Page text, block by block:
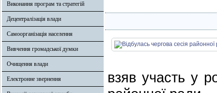
Виконання програм та стратегій
Децентралізація влади
Самоорганізація населення
Вивчення громадської думки
Очищення влади
Електронне звернення
взяв участь у